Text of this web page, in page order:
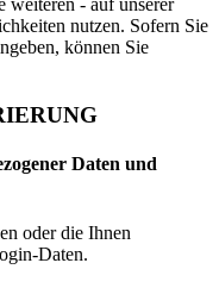
weiteren - auf unserer
nutzen. Sofern Sie
können Sie
Daten und
oder die Ihnen
Daten.